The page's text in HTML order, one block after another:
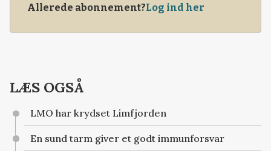
Allerede abonnement?Log ind her
LÆS OGSÅ
LMO har krydset Limfjorden
En sund tarm giver et godt immunforsvar